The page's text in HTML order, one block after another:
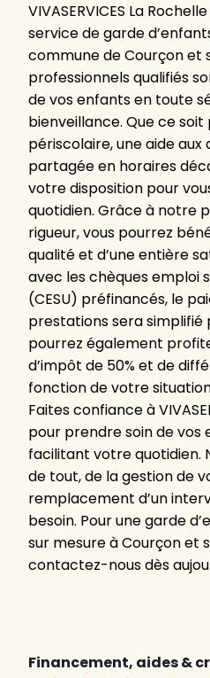
VIVASERVICES La
service de garde
commune de Courçon et
professionnels qualifiés
de vos enfants en toute
bienveillance. Que ce
périscolaire, une aide aux
partagée en horaires
votre disposition pour
quotidien. Grâce à notre
rigueur, vous pourrez
qualité et d’une entière
avec les chèques emploi
(CESU) préfinancés, le
prestations sera simplifié
pourrez également
d’impôt de 50% et de
fonction de votre
Faites confiance à
pour prendre soin de vos
facilitant votre quotidien.
de tout, de la gestion de
remplacement d’un
besoin. Pour une garde
sur mesure à Courçon et
contactez-nous dès
Financement, aides &